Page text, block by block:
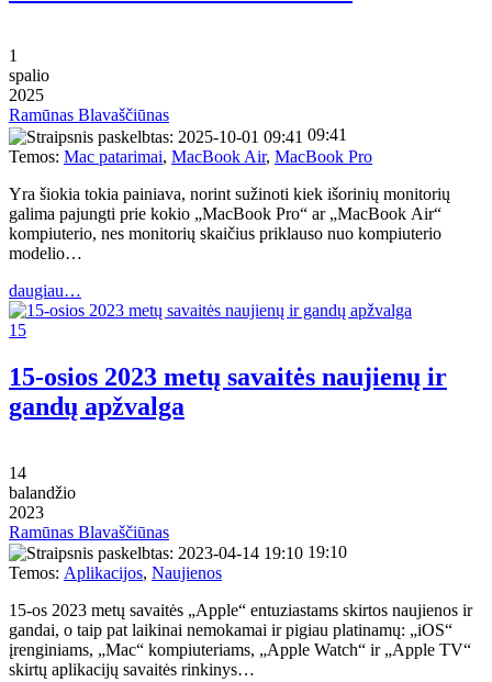
1
spalio
2025
Ramūnas Blavaščiūnas
09:41
Temos: Mac patarimai, MacBook Air, MacBook Pro
Yra šiokia tokia painiava, norint sužinoti kiek išorinių monitorių
galima pajungti prie kokio „MacBook Pro“ ar „MacBook Air“
kompiuterio, nes monitorių skaičius priklauso nuo kompiuterio
modelio…
daugiau…
15
15-osios 2023 metų savaitės naujienų ir
gandų apžvalga
14
balandžio
2023
Ramūnas Blavaščiūnas
19:10
Temos: Aplikacijos, Naujienos
15-os 2023 metų savaitės „Apple“ entuziastams skirtos naujienos ir
gandai, o taip pat laikinai nemokamai ir pigiau platinamų: „iOS“
įrenginiams, „Mac“ kompiuteriams, „Apple Watch“ ir „Apple TV“
skirtų aplikacijų savaitės rinkinys…